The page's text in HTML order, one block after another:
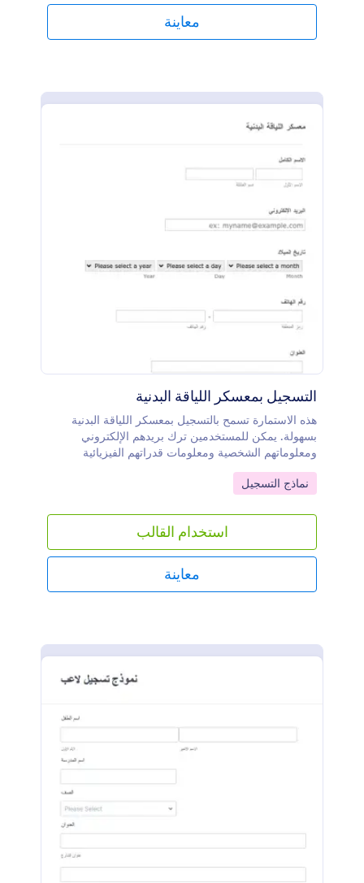
معاينة
التسجيل بمعسكر اللياقة البدنية
هذه الاستمارة تسمح بالتسجيل بمعسكر اللياقة البدنية
بسهولة. يمكن للمستخدمين ترك بريدهم الإلكتروني
ومعلوماتهم الشخصية ومعلومات قدراتهم الفيزيائية
Go to Category:
نماذج التسجيل
استخدام القالب
معاينة